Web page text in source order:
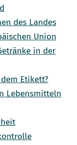
des Landes
Union
in der
Etikett?
Lebensmitteln